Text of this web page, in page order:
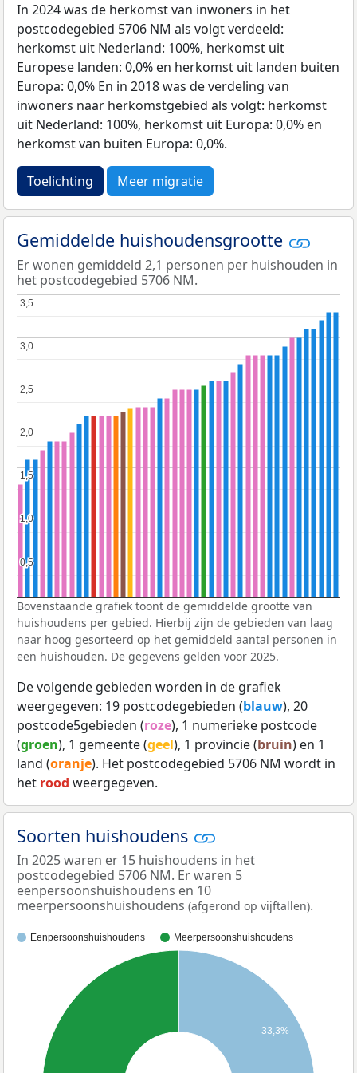
In 2024 was de herkomst van inwoners in het
postcodegebied 5706 NM als volgt verdeeld:
herkomst uit Nederland: 100%, herkomst uit
Europese landen: 0,0% en herkomst uit landen buiten
Europa: 0,0% En in 2018 was de verdeling van
inwoners naar herkomstgebied als volgt: herkomst
uit Nederland: 100%, herkomst uit Europa: 0,0% en
herkomst van buiten Europa: 0,0%.
Toelichting Meer migratie
Gemiddelde huishoudensgrootte
Er wonen gemiddeld 2,1 personen per huishouden in
het postcodegebied 5706 NM.
0,5
0,5
1,0
1,0
1,5
1,5
2,0
2,0
2,5
2,5
3,0
3,0
3,5
3,5
Bovenstaande grafiek toont de gemiddelde grootte van
huishoudens per gebied. Hierbij zijn de gebieden van laag
naar hoog gesorteerd op het gemiddeld aantal personen in
een huishouden. De gegevens gelden voor 2025.
De volgende gebieden worden in de grafiek
weergegeven: 19 postcodegebieden (blauw), 20
postcode5gebieden (roze), 1 numerieke postcode
(groen), 1 gemeente (geel), 1 provincie (bruin) en 1
land (oranje). Het postcodegebied 5706 NM wordt in
het rood weergegeven.
Soorten huishoudens
In 2025 waren er 15 huishoudens in het
postcodegebied 5706 NM. Er waren 5
eenpersoonshuishoudens en 10
meerpersoonshuishoudens (afgerond op vijftallen).
Eenpersoonshuishoudens Meerpersoonshuishoudens
33,3%